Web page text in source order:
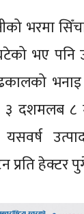
भरमा
भए पनि
दशमलब ८
प्रति हेक्टर